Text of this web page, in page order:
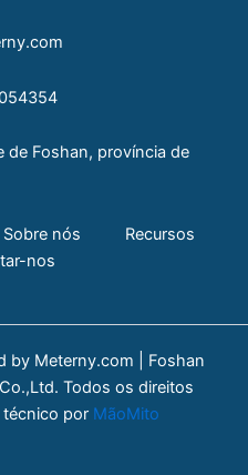
de Foshan, província de
Sobre nós
Recursos
nos
by Meterny.com | Foshan
Todos os direitos
técnico por MãoMito